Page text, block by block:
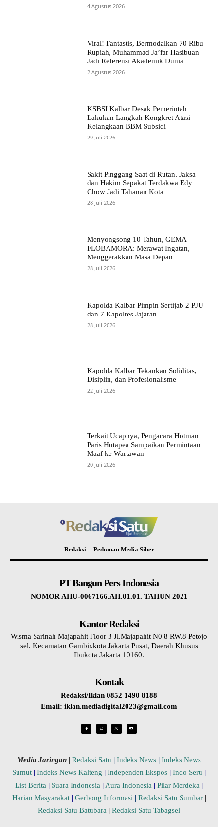
4 Agustus 2026
Viral! Fantastis, Bermodalkan 70 Ribu
Rupiah, Muhammad Ja’far Hasibuan
Jadi Referensi Akademik Dunia
2 Agustus 2026
KSBSI Kalbar Desak Pemerintah
Lakukan Langkah Kongkret Atasi
Kelangkaan BBM Subsidi
29 Juli 2026
Sakit Pinggang Saat di Rutan, Jaksa
dan Hakim Sepakat Terdakwa Edy
Chow Jadi Tahanan Kota
28 Juli 2026
Menyongsong 10 Tahun, GEMA
FLOBAMORA: Merawat Ingatan,
Menggerakkan Masa Depan
28 Juli 2026
Kapolda Kalbar Pimpin Sertijab 2 PJU
dan 7 Kapolres Jajaran
28 Juli 2026
Kapolda Kalbar Tekankan Soliditas,
Disiplin, dan Profesionalisme
22 Juli 2026
Terkait Ucapnya, Pengacara Hotman
Paris Hutapea Sampaikan Permintaan
Maaf ke Wartawan
20 Juli 2026
Redaksi Pedoman Media Siber
PT Bangun Pers Indonesia
NOMOR AHU-0067166.AH.01.01. TAHUN 2021
Kantor Redaksi
Wisma Sarinah Majapahit Floor 3 Jl.Majapahit N0.8 RW.8 Petojo
sel. Kecamatan Gambir.kota Jakarta Pusat, Daerah Khusus
Ibukota Jakarta 10160.
Kontak
Redaksi/Iklan 0852 1490 8188
Email: iklan.mediadigital2023@gmail.com
Media Jaringan | Redaksi Satu | Indeks News | Indeks News
Sumut | Indeks News Kalteng | Independen Ekspos | Indo Seru |
List Berita | Suara Indonesia | Aura Indonesia | Pilar Merdeka |
Harian Masyarakat | Gerbong Informasi | Redaksi Satu Sumbar |
Redaksi Satu Batubara | Redaksi Satu Tabagsel